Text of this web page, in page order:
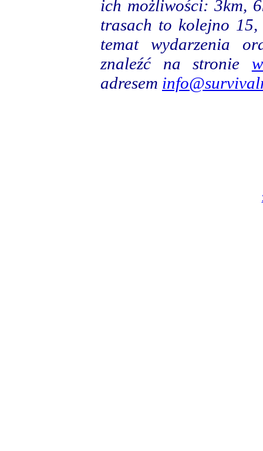
ich możliwości: 3km,
trasach to kolejno
temat wydarzenia
znaleźć na stronie
adresem